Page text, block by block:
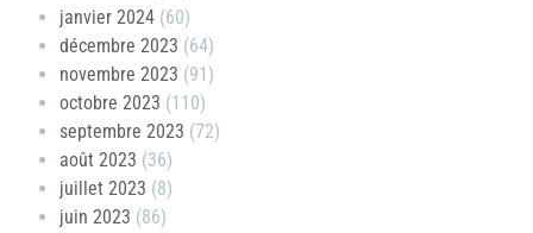
janvier 2024 (60)
décembre 2023 (64)
novembre 2023 (91)
octobre 2023 (110)
septembre 2023 (72)
août 2023 (36)
juillet 2023 (8)
juin 2023 (86)